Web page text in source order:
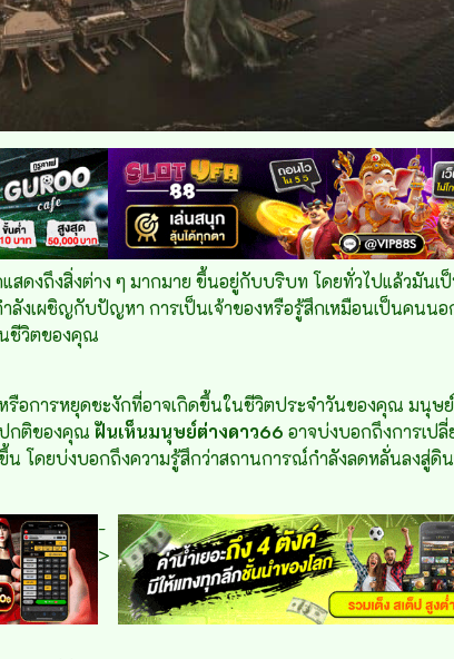
สดงถึงสิ่งต่าง ๆ มากมาย ขึ้นอยู่กับบริบท โดยทั่วไปแล้วมั
งเผชิญกับปัญหา การเป็นเจ้าของหรือรู้สึกเหมือนเป็นคนน
ชีวิตของคุณ
อการหยุดชะงักที่อาจเกิดขึ้นในชีวิตประจำวันของคุณ มนุษ
ปกติของคุณ ฝันเห็นมนุษย์ต่างดาว66 อาจบ่งบอกถึงการเป
โดยบ่งบอกถึงความรู้สึกว่าสถานการณ์กำลังลดหลั่นลงสู่
-
>